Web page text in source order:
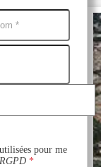
pour me
RGPD